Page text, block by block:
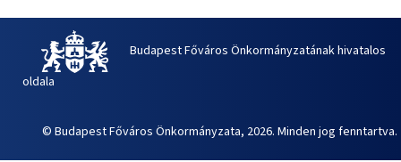
Budapest Főváros Önkormányzatának hivatalos
oldala
© Budapest Főváros Önkormányzata, 2026. Minden jog fenntartva.